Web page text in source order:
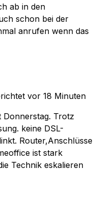
ab in den
schon bei der
anrufen wenn das
vor 18 Minuten
Donnerstag. Trotz
keine DSL-
Router,Anschlüsse
ist stark
Technik eskalieren